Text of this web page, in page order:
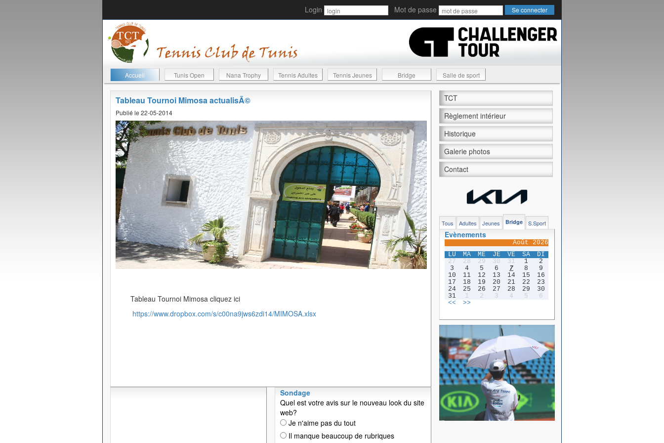
Login Mot de passe
Accueil Tunis Open Nana Trophy Tennis Adultes Tennis Jeunes Bridge Salle de sport
Tableau Tournoi Mimosa actualisÃ©
Publié le 22-05-2014
Tableau Tournoi Mimosa cliquez ici
https://www.dropbox.com/s/c00na9jws6zdi14/MIMOSA.xlsx
Sondage
Quel est votre avis sur le nouveau look du site
web?
Je n'aime pas du tout
Il manque beaucoup de rubriques
TCT
Règlement intérieur
Historique
Galerie photos
Contact
Tous Adultes Jeunes Bridge S.Sport
Evènements
Août 2026
LU
MA ME JE VE SA
DI
27
28 29 30 31 1
2
3
4 5 6 7 8
9
10
11 12 13 14 15
16
17
18 19 20 21 22
23
24
25 26 27 28 29
30
31
1 2 3 4 5
6
<<
>>